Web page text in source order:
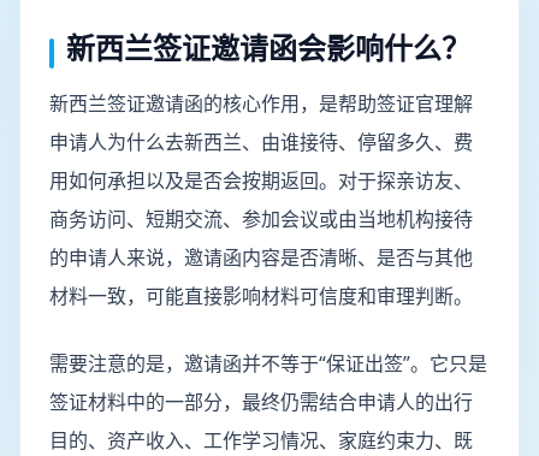
新西兰签证邀请函会影响什么？
新西兰签证邀请函的核心作用，是帮助签证官理解
申请人为什么去新西兰、由谁接待、停留多久、费
用如何承担以及是否会按期返回。对于探亲访友、
商务访问、短期交流、参加会议或由当地机构接待
的申请人来说，邀请函内容是否清晰、是否与其他
材料一致，可能直接影响材料可信度和审理判断。
需要注意的是，邀请函并不等于“保证出签”。它只是
签证材料中的一部分，最终仍需结合申请人的出行
目的、资产收入、工作学习情况、家庭约束力、既